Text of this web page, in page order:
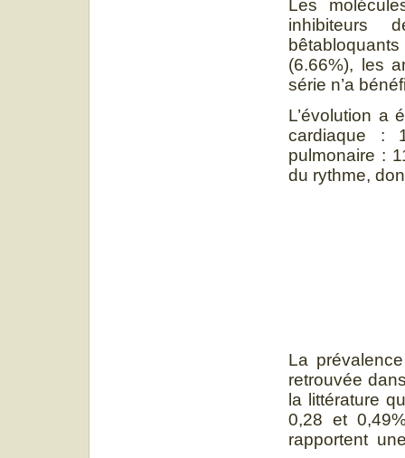
Les
inhibiteurs
(6.66%), les
série n’a
L’évolution a
cardiaque :
pulmonaire :
du rythme,
La
retrouvée
la littérature
0,28 et
rapportent